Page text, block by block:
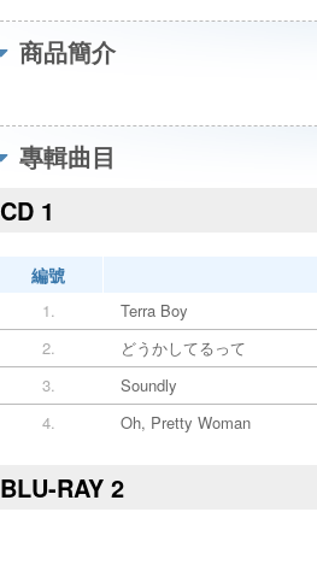
商品簡介
專輯曲目
CD 1
編號
1.
Terra Boy
2.
どうかしてるって
3.
Soundly
4.
Oh, Pretty Woman
BLU-RAY 2